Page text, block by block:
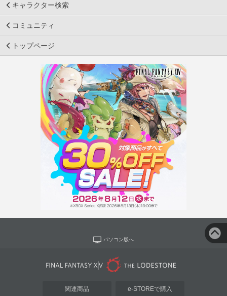
キャラクター検索
コミュニティ
トップページ
パソコン版へ
関連商品 e-STOREで購入